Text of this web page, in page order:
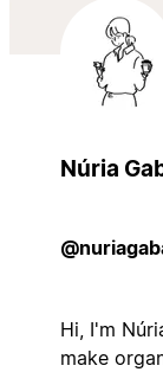
Núria
Hi, I'm
make